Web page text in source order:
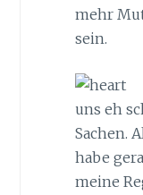
mehr
sein.
uns eh
Sachen.
habe
meine